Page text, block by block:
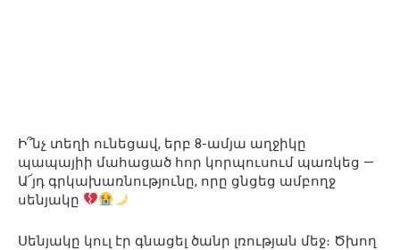
Ի՞նչ տեղի ունեցավ, երբ 8-ամյա աղջիկը
պապայիի մահացած հոր կորպուսում պառկեց —
Ա՜յդ գրկախառնությունը, որը ցնցեց ամբողջ
սենյակը
Սենյակը կուլ էր գնացել ծանր լռության մեջ։ Ծխող